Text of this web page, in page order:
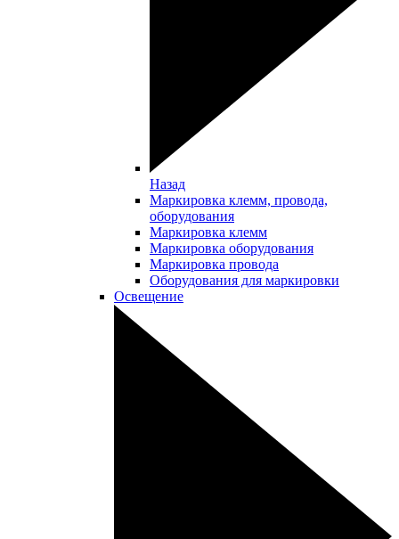
Назад
Маркировка клемм, провода,
оборудования
Маркировка клемм
Маркировка оборудования
Маркировка провода
Оборудования для маркировки
Освещение